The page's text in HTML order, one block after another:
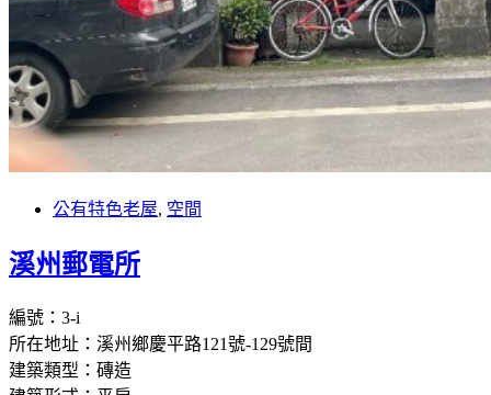
公有特色老屋, 空間
溪州郵電所
編號：3-i
所在地址：溪州鄉慶平路121號-129號間
建築類型：磚造